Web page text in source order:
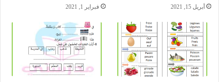
أبريل 15, 2021 فبراير 1, 2021